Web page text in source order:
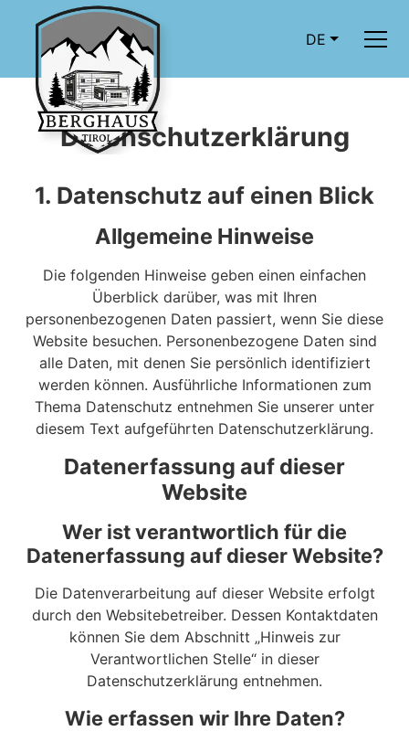
DE
Datenschutz­erklärung
1. Datenschutz auf einen Blick
Allgemeine Hinweise
Die folgenden Hinweise geben einen einfachen
Überblick darüber, was mit Ihren
personenbezogenen Daten passiert, wenn Sie diese
Website besuchen. Personenbezogene Daten sind
alle Daten, mit denen Sie persönlich identifiziert
werden können. Ausführliche Informationen zum
Thema Datenschutz entnehmen Sie unserer unter
diesem Text aufgeführten Datenschutzerklärung.
Datenerfassung auf dieser
Website
Wer ist verantwortlich für die
Datenerfassung auf dieser Website?
Die Datenverarbeitung auf dieser Website erfolgt
durch den Websitebetreiber. Dessen Kontaktdaten
können Sie dem Abschnitt „Hinweis zur
Verantwortlichen Stelle“ in dieser
Datenschutzerklärung entnehmen.
Wie erfassen wir Ihre Daten?